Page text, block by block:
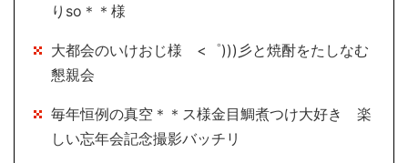
りso＊＊様
大都会のいけおじ様 <゜)))彡と焼酎をたしなむ
懇親会
毎年恒例の真空＊＊ス様金目鯛煮つけ大好き 楽
しい忘年会記念撮影バッチリ